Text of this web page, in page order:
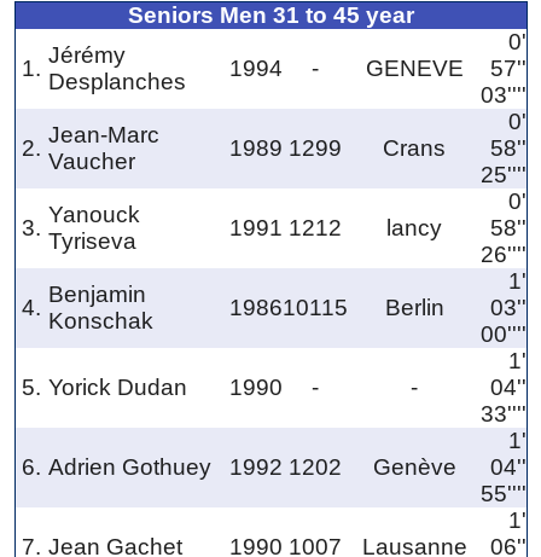
Seniors Men 31 to 45 year
1.
Jérémy
Desplanches
1994 - GENEVE
0'
57''
03''''
2.
Jean-Marc
Vaucher
1989 1299 Crans
0'
58''
25''''
3.
Yanouck
Tyriseva
1991 1212 lancy
0'
58''
26''''
4.
Benjamin
Konschak
198610115 Berlin
1'
03''
00''''
5. Yorick Dudan 1990 - -
1'
04''
33''''
6. Adrien Gothuey 1992 1202 Genève
1'
04''
55''''
7. Jean Gachet 1990 1007 Lausanne
1'
06''